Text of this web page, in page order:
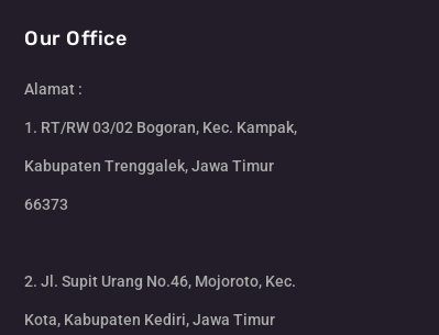
Our Office
Alamat :
1. RT/RW 03/02 Bogoran, Kec. Kampak,
Kabupaten Trenggalek, Jawa Timur
66373
2. Jl. Supit Urang No.46, Mojoroto, Kec.
Kota, Kabupaten Kediri, Jawa Timur